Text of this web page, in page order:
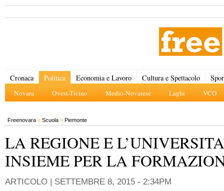
Cronaca Politica
Novara Ovest-Ticino Medio-Novarese Laghi VCO
Economia e Lavoro Cultura e Spettacolo
Freenovara » Scuola » Piemonte
LA REGIONE E
INSIEME PER LA
ARTICOLO | SETTEMBRE 8, 2015 - 2:34PM